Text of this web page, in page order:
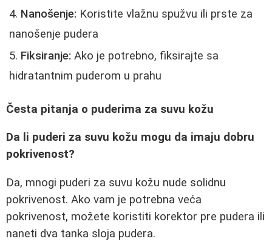
Nanošenje: Koristite vlažnu spužvu ili prste za
nanošenje pudera
Fiksiranje: Ako je potrebno, fiksirajte sa
hidratantnim puderom u prahu
Česta pitanja o puderima za suvu kožu
Da li puderi za suvu kožu mogu da imaju dobru
pokrivenost?
Da, mnogi puderi za suvu kožu nude solidnu
pokrivenost. Ako vam je potrebna veća
pokrivenost, možete koristiti korektor pre pudera ili
naneti dva tanka sloja pudera.